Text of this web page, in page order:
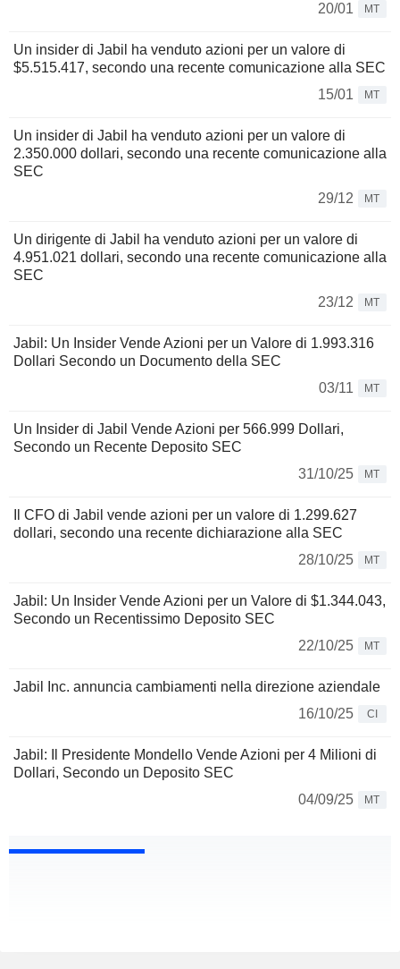
20/01
MT
Un insider di Jabil ha venduto azioni per un valore di
$5.515.417, secondo una recente comunicazione alla SEC
15/01
MT
Un insider di Jabil ha venduto azioni per un valore di
2.350.000 dollari, secondo una recente comunicazione alla
SEC
29/12
MT
Un dirigente di Jabil ha venduto azioni per un valore di
4.951.021 dollari, secondo una recente comunicazione alla
SEC
23/12
MT
Jabil: Un Insider Vende Azioni per un Valore di 1.993.316
Dollari Secondo un Documento della SEC
03/11
MT
Un Insider di Jabil Vende Azioni per 566.999 Dollari,
Secondo un Recente Deposito SEC
31/10/25
MT
Il CFO di Jabil vende azioni per un valore di 1.299.627
dollari, secondo una recente dichiarazione alla SEC
28/10/25
MT
Jabil: Un Insider Vende Azioni per un Valore di $1.344.043,
Secondo un Recentissimo Deposito SEC
22/10/25
MT
Jabil Inc. annuncia cambiamenti nella direzione aziendale
16/10/25
CI
Jabil: Il Presidente Mondello Vende Azioni per 4 Milioni di
Dollari, Secondo un Deposito SEC
04/09/25
MT